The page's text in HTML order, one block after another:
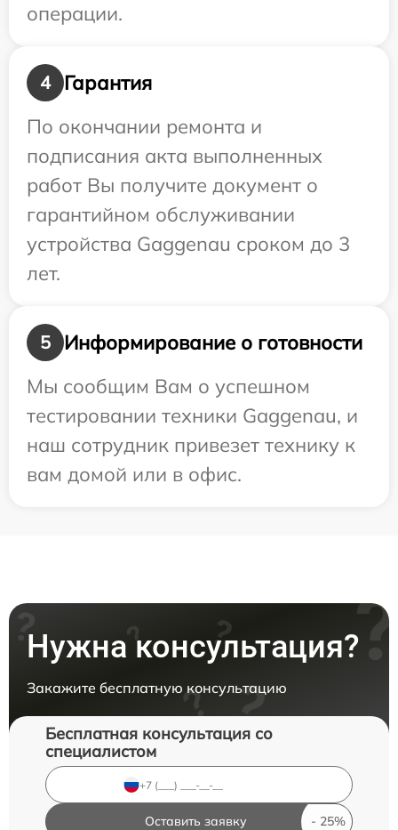
операции.
4
Гарантия
По окончании ремонта и
подписания акта выполненных
работ Вы получите документ о
гарантийном обслуживании
устройства Gaggenau сроком до 3
лет.
5
Информирование о готовности
Мы сообщим Вам о успешном
тестировании техники Gaggenau, и
наш сотрудник привезет технику к
вам домой или в офис.
Нужна консультация?
Закажите бесплатную консультацию
Бесплатная консультация со
специалистом
Оставить заявку